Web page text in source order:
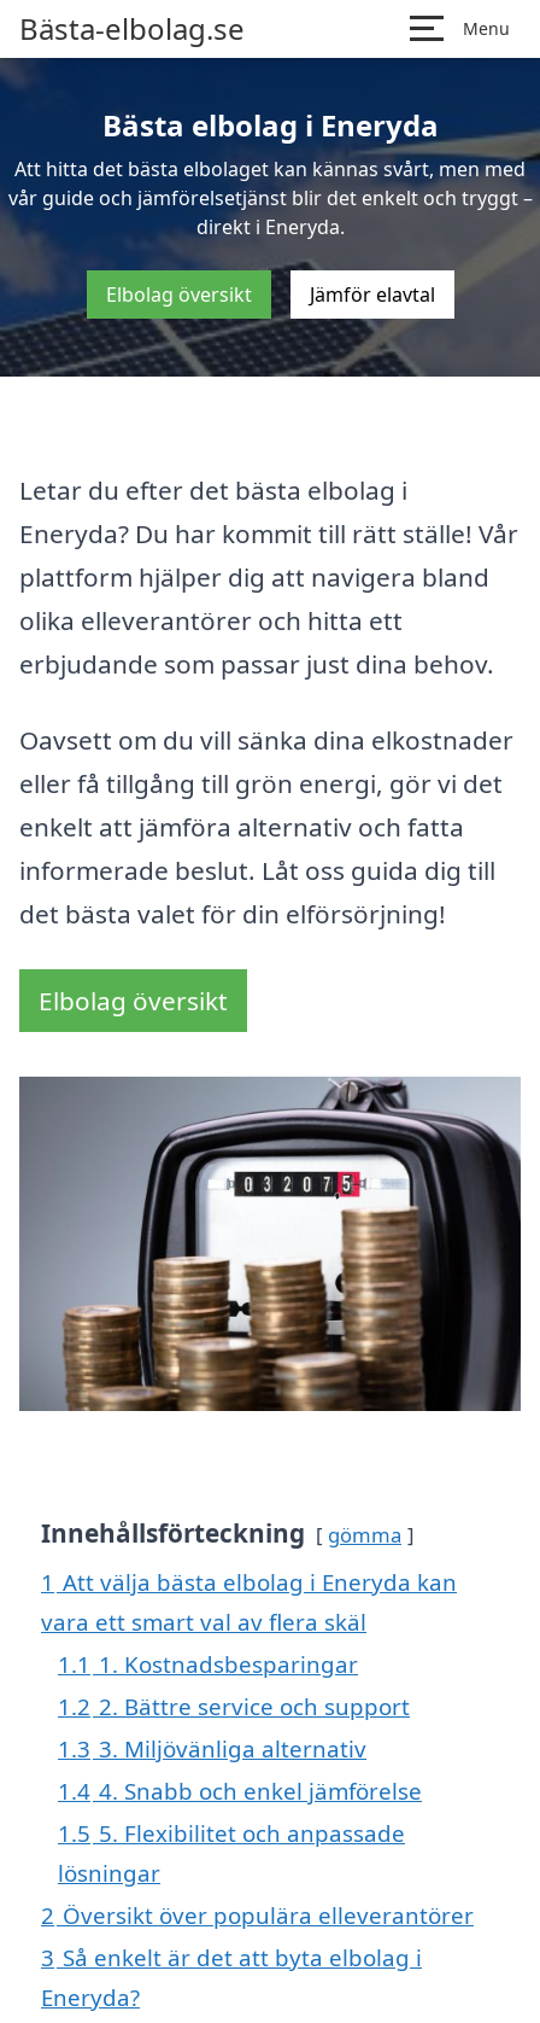
Bästa-elbolag.se Menu
Bästa elbolag i Eneryda
Att hitta det bästa elbolaget kan kännas svårt, men med
vår guide och jämförelsetjänst blir det enkelt och tryggt –
direkt i Eneryda.
Elbolag översikt Jämför elavtal
Letar du efter det bästa elbolag i
Eneryda? Du har kommit till rätt ställe! Vår
plattform hjälper dig att navigera bland
olika elleverantörer och hitta ett
erbjudande som passar just dina behov.
Oavsett om du vill sänka dina elkostnader
eller få tillgång till grön energi, gör vi det
enkelt att jämföra alternativ och fatta
informerade beslut. Låt oss guida dig till
det bästa valet för din elförsörjning!
Elbolag översikt
Innehållsförteckning gömma
1 Att välja bästa elbolag i Eneryda kan
vara ett smart val av flera skäl
1.1 1. Kostnadsbesparingar
1.2 2. Bättre service och support
1.3 3. Miljövänliga alternativ
1.4 4. Snabb och enkel jämförelse
1.5 5. Flexibilitet och anpassade
lösningar
2 Översikt över populära elleverantörer
3 Så enkelt är det att byta elbolag i
Eneryda?